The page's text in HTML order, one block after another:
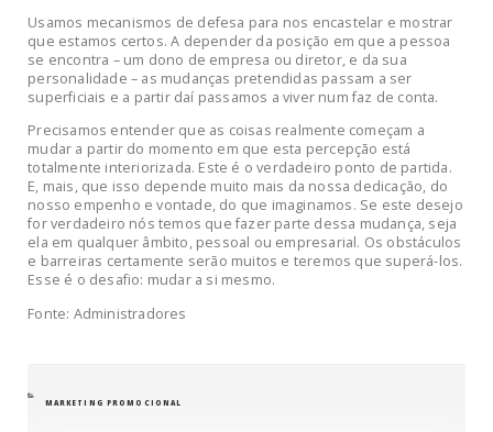
Usamos mecanismos de defesa para nos encastelar e mostrar
que estamos certos. A depender da posição em que a pessoa
se encontra – um dono de empresa ou diretor, e da sua
personalidade – as mudanças pretendidas passam a ser
superficiais e a partir daí passamos a viver num faz de conta.
Precisamos entender que as coisas realmente começam a
mudar a partir do momento em que esta percepção está
totalmente interiorizada. Este é o verdadeiro ponto de partida.
E, mais, que isso depende muito mais da nossa dedicação, do
nosso empenho e vontade, do que imaginamos. Se este desejo
for verdadeiro nós temos que fazer parte dessa mudança, seja
ela em qualquer âmbito, pessoal ou empresarial. Os obstáculos
e barreiras certamente serão muitos e teremos que superá-los.
Esse é o desafio: mudar a si mesmo.
Fonte: Administradores
CATEGORIAS
MARKETING PROMOCIONAL